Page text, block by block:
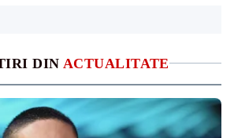
DIN ACTUALITATE